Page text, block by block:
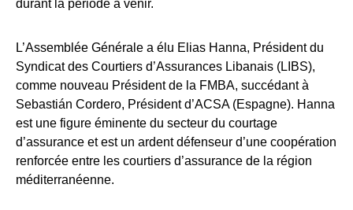
durant la période à venir.
L’Assemblée Générale a élu Elias Hanna, Président du
Syndicat des Courtiers d’Assurances Libanais (LIBS),
comme nouveau Président de la FMBA, succédant à
Sebastián Cordero, Président d’ACSA (Espagne). Hanna
est une figure éminente du secteur du courtage
d’assurance et est un ardent défenseur d’une coopération
renforcée entre les courtiers d’assurance de la région
méditerranéenne.